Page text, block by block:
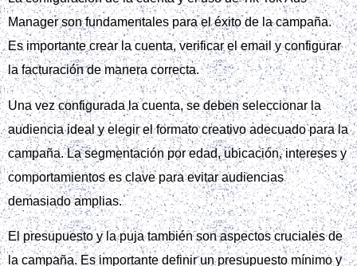
Es importante mencionar que la coherencia creativa y del
mensaje es fundamental en una campaña de Tik Tok Ads. Al
utilizar Tik Tok Ads, es posible llegar a una audiencia amplia
y diversa, pero es importante mantener la consistencia en el
mensaje y la creatividad.
Al utilizar Tik Tok Ads, se pueden crear campañas efectivas
que alcancen los objetivos deseados. Es importante
investigar y planificar antes de lanzar una campaña, y se
puede encontrar más información enGuía paso a paso
para crear una campaña en TikTok Ads.